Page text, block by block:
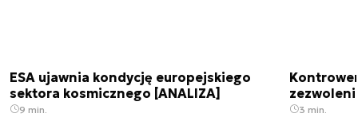
ESA ujawnia kondycję europejskiego
sektora kosmicznego [ANALIZA]
9 min. 3 min.